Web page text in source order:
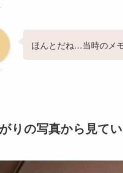
ほんとだね…当時のメ
りの写真から見て